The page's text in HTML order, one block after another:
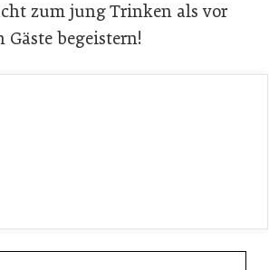
zum jung Trinken als vor
begeistern!